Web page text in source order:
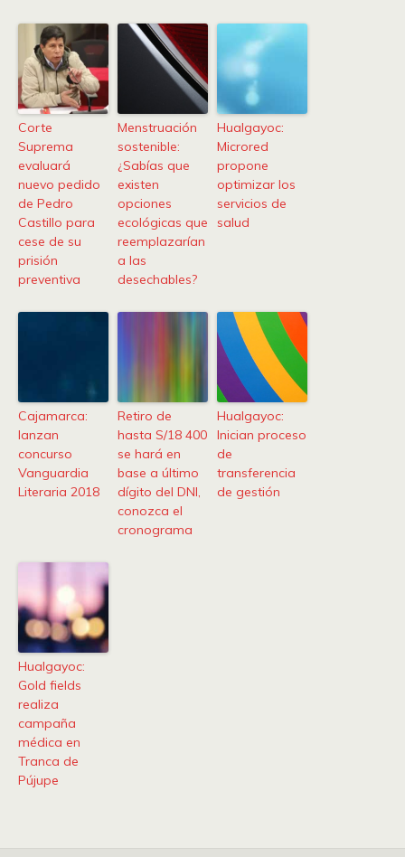
Corte
Suprema
evaluará
nuevo pedido
de Pedro
Castillo para
cese de su
prisión
preventiva
Menstruación
sostenible:
¿Sabías que
existen
opciones
ecológicas que
reemplazarían
a las
desechables?
Hualgayoc:
Microred
propone
optimizar los
servicios de
salud
Cajamarca:
lanzan
concurso
Vanguardia
Literaria 2018
Retiro de
hasta S/18 400
se hará en
base a último
dígito del DNI,
conozca el
cronograma
Hualgayoc:
Inician proceso
de
transferencia
de gestión
Hualgayoc:
Gold fields
realiza
campaña
médica en
Tranca de
Pújupe